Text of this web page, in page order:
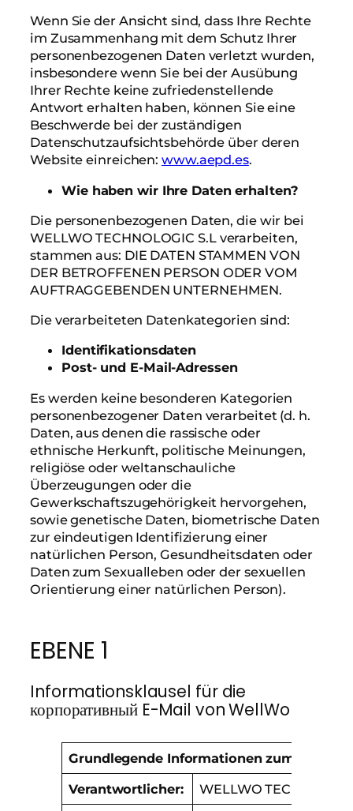
Wenn Sie der Ansicht sind, dass Ihre Rechte
im Zusammenhang mit dem Schutz Ihrer
personenbezogenen Daten verletzt wurden,
insbesondere wenn Sie bei der Ausübung
Ihrer Rechte keine zufriedenstellende
Antwort erhalten haben, können Sie eine
Beschwerde bei der zuständigen
Datenschutzaufsichtsbehörde über deren
Website einreichen: www.aepd.es.
Wie haben wir Ihre Daten erhalten?
Die personenbezogenen Daten, die wir bei
WELLWO TECHNOLOGIC S.L verarbeiten,
stammen aus: DIE DATEN STAMMEN VON
DER BETROFFENEN PERSON ODER VOM
AUFTRAGGEBENDEN UNTERNEHMEN.
Die verarbeiteten Datenkategorien sind:
Identifikationsdaten
Post- und E-Mail-Adressen
Es werden keine besonderen Kategorien
personenbezogener Daten verarbeitet (d. h.
Daten, aus denen die rassische oder
ethnische Herkunft, politische Meinungen,
religiöse oder weltanschauliche
Überzeugungen oder die
Gewerkschaftszugehörigkeit hervorgehen,
sowie genetische Daten, biometrische Daten
zur eindeutigen Identifizierung einer
natürlichen Person, Gesundheitsdaten oder
Daten zum Sexualleben oder der sexuellen
Orientierung einer natürlichen Person).
EBENE 1
Informationsklausel für die
корпоративный E-Mail von WellWo
Grundlegende Informationen zum
Verantwortlicher:
WELLWO